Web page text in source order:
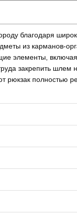
благодаря
из карманов-
элементы,
закрепить шлем
полностью